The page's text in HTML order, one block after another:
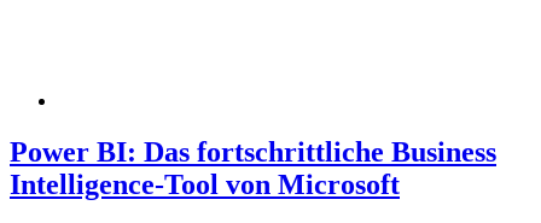
Power BI: Das fortschrittliche Business
Intelligence-Tool von Microsoft